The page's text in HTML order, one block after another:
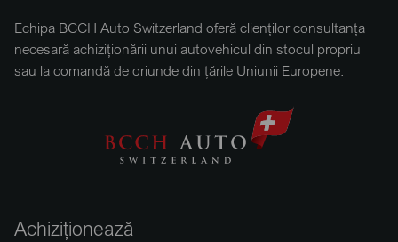
Echipa BCCH Auto Switzerland oferă clienților consultanța
necesară achiziționării unui autovehicul din stocul propriu
sau la comandă de oriunde din țările Uniunii Europene.
Achiziționează